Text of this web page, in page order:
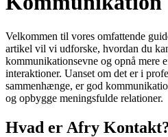
Velkommen til vores omfattende
artikel vil vi udforske, hvordan du
kommunikationsevne og opnå mere
interaktioner. Uanset om det er i
sammenhænge, er god
og opbygge meningsfulde relationer.
Hvad er Afry